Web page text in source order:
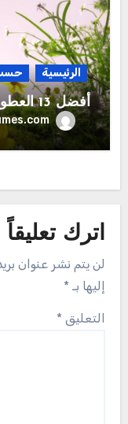
الرئيسية
أفضل 13 العطور الصيفية 2025
اترك تعليقاً
لن يتم نشر عنوان
إليها بـ *
التعليق *